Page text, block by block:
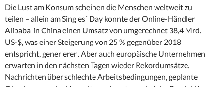
Die Lust am Konsum scheinen die Menschen weltweit zu
teilen – allein am Singles´ Day konnte der Online-Händler
Alibaba in China einen Umsatz von umgerechnet 38,4 Mrd.
US-$, was einer Steigerung von 25 % gegenüber 2018
entspricht, generieren. Aber auch europäische Unternehmen
erwarten in den nächsten Tagen wieder Rekordumsätze.
Nachrichten über schlechte Arbeitsbedingungen, geplante